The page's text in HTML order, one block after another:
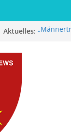
Aktuelles:
Stadt